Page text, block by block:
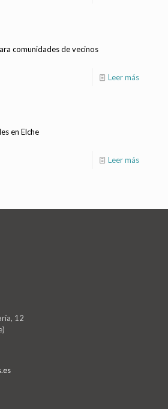
comunidades de vecinos
Leer más
en Elche
Leer más
12